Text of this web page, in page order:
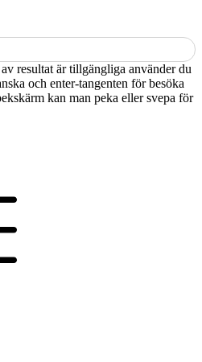
resultat är tillgängliga använder du
och enter-tangenten för besöka
kan man peka eller svepa för